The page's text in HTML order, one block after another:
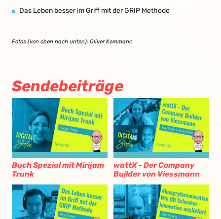
Das Leben besser im Griff mit der GRIP Methode
Fotos (von oben nach unten): Oliver Kemmann
Sendebeiträge
Buch Spezial mit Mirijam
Trunk
wattX - Der Company
Builder von Viessmann